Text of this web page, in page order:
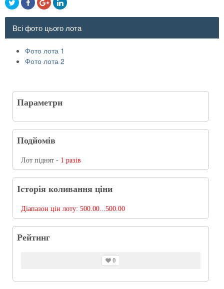
Всі фото цього лота
Фото лота 1
Фото лота 2
Параметри
Подйомів
Лот піднят - 1 разів
Історія коливання ціни
Діапазон цін лоту: 500.00...500.00
Рейтинг
0